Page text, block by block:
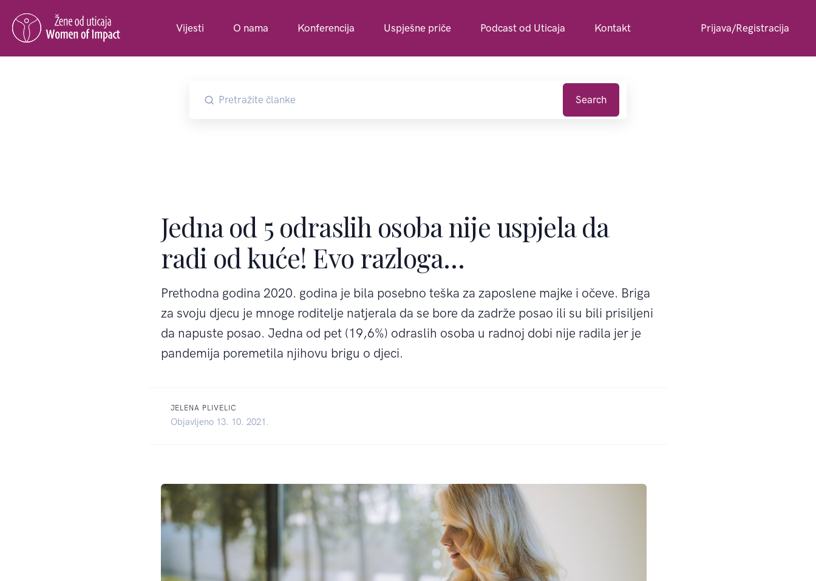
Vijesti O nama Konferencija Uspješne priče Podcast od Uticaja Kontakt Prijava/Registracija
Search
Jedna od 5 odraslih osoba nije uspjela da
radi od kuće! Evo razloga…
Prethodna godina 2020. godina je bila posebno teška za zaposlene majke i očeve. Briga
za svoju djecu je mnoge roditelje natjerala da se bore da zadrže posao ili su bili prisiljeni
da napuste posao. Jedna od pet (19,6%) odraslih osoba u radnoj dobi nije radila jer je
pandemija poremetila njihovu brigu o djeci.
JELENA PLIVELIC
Objavljeno 13. 10. 2021.